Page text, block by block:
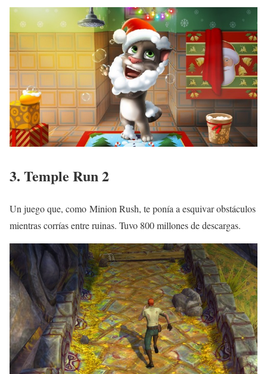
3. Temple Run 2
Un juego que, como Minion Rush, te ponía a esquivar obstáculos
mientras corrías entre ruinas. Tuvo 800 millones de descargas.